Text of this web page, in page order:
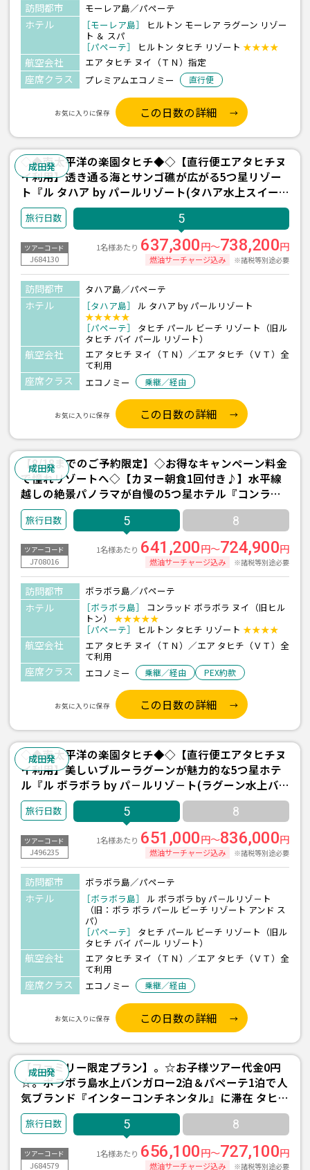
訪問都市 モーレア島／パペーテ
ホテル ［モーレア島］
ヒルトン モーレア ラグーン リゾー
ト ＆ スパ
［パペーテ］
ヒルトン タヒチ リゾート ★★★★
航空会社 エア タヒチ ヌイ（ＴＮ）指定
座席クラス プレミアムエコノミー 直行便
お気に入りに保存 この日数の詳細
成田発
◇◆南太平洋の楽園タヒチ◆◇【直行便エアタヒチヌ
イ利用】透き通る海とサンゴ礁が広がる5つ星リゾー
ト『ル タハア by パールリゾート(タハア水上スイー
ト/朝食付)/2泊』＋パペーテ1泊 5日間 ＜往復送迎付
き＞
5
ツアーコード
J684130
1名様あたり 637,300円～738,200円
燃油サーチャージ込み ※諸税等別途必要
訪問都市 タハア島／パペーテ
ホテル ［タハア島］
ル タハア by パールリゾート
★★★★★
［パペーテ］
タヒチ パール ビーチ リゾート（旧ル
タヒチ バイ パール リゾート）
航空会社
エア タヒチ ヌイ（ＴＮ）／エア タヒチ（ＶＴ）全
て利用
座席クラス エコノミー 乗継／経由
お気に入りに保存 この日数の詳細
成田発
【8/18までのご予約限定】◇お得なキャンペーン料金
で憧れリゾートへ◇【カヌー朝食1回付き♪】水平線
越しの絶景パノラマが自慢の5つ星ホテル『コンラッ
ド ボラボラ ヌイ(デラックス水上ヴィラ/朝食付)/2
泊』＋パペーテ1泊 5日間 ＜往復送迎付き＞
5 8
ツアーコード
J708016
1名様あたり 641,200円～724,900円
燃油サーチャージ込み ※諸税等別途必要
訪問都市 ボラボラ島／パペーテ
ホテル ［ボラボラ島］
コンラッド ボラボラ ヌイ（旧ヒル
トン）
★★★★★
［パペーテ］
ヒルトン タヒチ リゾート ★★★★
航空会社
エア タヒチ ヌイ（ＴＮ）／エア タヒチ（ＶＴ）全
て利用
座席クラス エコノミー 乗継／経由 PEX約款
お気に入りに保存 この日数の詳細
成田発
◇◆南太平洋の楽園タヒチ◆◇【直行便エアタヒチヌ
イ利用】美しいブルーラグーンが魅力的な5つ星ホテ
ル『ル ボラボラ by パ－ルリゾ－ト(ラグーン水上バ
ンガロー/朝・夕食付)/2泊』＋パペーテ1泊 5日間 ＜
往復送迎付き＞
5 8
ツアーコード
J496235
1名様あたり 651,000円～836,000円
燃油サーチャージ込み ※諸税等別途必要
訪問都市 ボラボラ島／パペーテ
ホテル ［ボラボラ島］
ル ボラボラ by パ－ルリゾ－ト
（旧：ボラ ボラ パール ビーチ リゾート アンド ス
パ）
［パペーテ］
タヒチ パール ビーチ リゾート（旧ル
タヒチ バイ パール リゾート）
航空会社
エア タヒチ ヌイ（ＴＮ）／エア タヒチ（ＶＴ）全
て利用
座席クラス エコノミー 乗継／経由
お気に入りに保存 この日数の詳細
成田発
【ファミリー限定プラン】。☆お子様ツアー代金0円
☆。ボラボラ島水上バンガロー2泊＆パペーテ1泊で人
気ブランド『インターコンチネンタル』に滞在 タヒチ
5日間 <直行便エアタヒチヌイ利用>
5 8
ツアーコード
J684579
1名様あたり 656,100円～727,100円
燃油サーチャージ込み ※諸税等別途必要